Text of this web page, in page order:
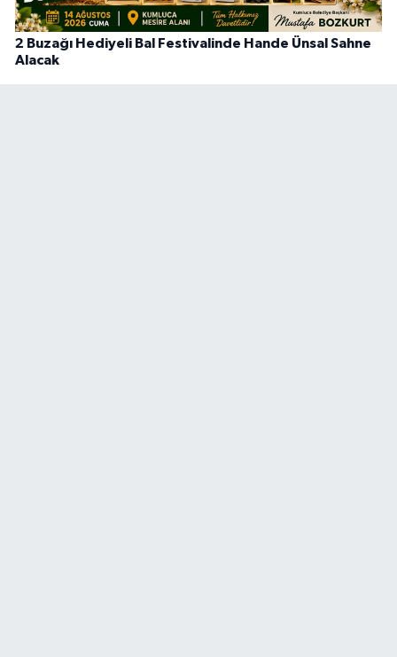
2 Buzağı Hediyeli Bal Festivalinde Hande Ünsal Sahne
Alacak